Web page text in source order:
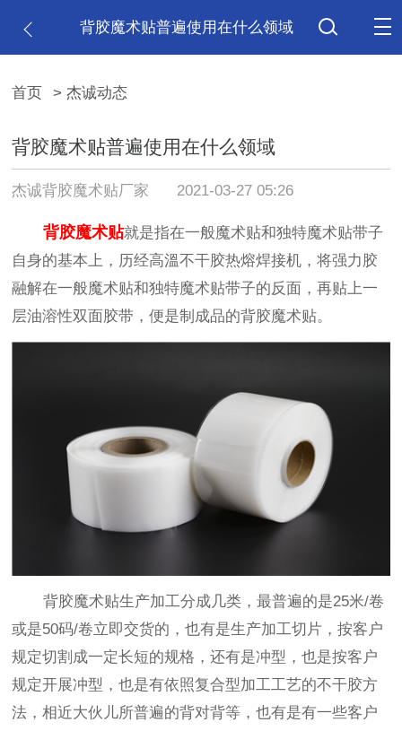
背胶魔术贴普遍使用在什么领域
首页 > 杰诚动态
背胶魔术贴普遍使用在什么领域
杰诚背胶魔术贴厂家 2021-03-27 05:26
背胶魔术贴就是指在一般魔术贴和独特魔术贴带子
自身的基本上，历经高溫不干胶热熔焊接机，将强力胶
融解在一般魔术贴和独特魔术贴带子的反面，再贴上一
层油溶性双面胶带，便是制成品的背胶魔术贴。
背胶魔术贴生产加工分成几类，最普遍的是25米/卷
或是50码/卷立即交货的，也有是生产加工切片，按客户
规定切割成一定长短的规格，还有是冲型，也是按客户
规定开展冲型，也是有依照复合型加工工艺的不干胶方
法，相近大伙儿所普遍的背对背等，也有是有一些客户